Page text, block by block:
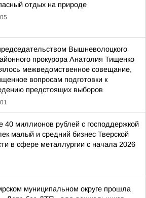
отдых на природе
Вышневолоцкого
прокурора Анатолия Тищенко
межведомственное совещание,
вопросам подготовки к
предстоящих выборов
40 миллионов рублей с господдержкой
малый и средний бизнес Тверской
в сфере металлургии с начала 2026
муниципальном округе прошла